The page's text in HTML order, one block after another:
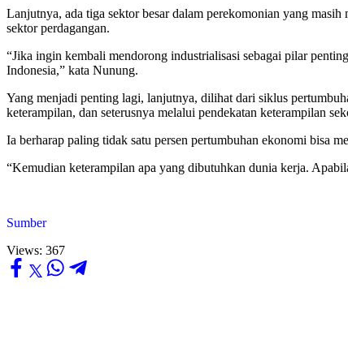
Lanjutnya, ada tiga sektor besar dalam perekomonian yang
sektor perdagangan.
“Jika ingin kembali mendorong industrialisasi sebagai pilar
Indonesia,” kata Nunung.
Yang menjadi penting lagi, lanjutnya, dilihat dari siklus
keterampilan, dan seterusnya melalui pendekatan keterampilan
Ia berharap paling tidak satu persen pertumbuhan ekonomi bisa
“Kemudian keterampilan apa yang dibutuhkan dunia kerja.
Sumber
Views: 367